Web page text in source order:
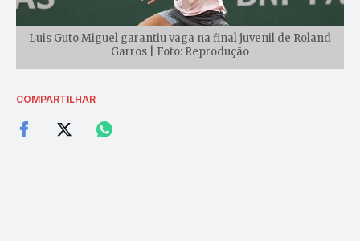
Luis Guto Miguel garantiu vaga na final juvenil de Roland
Garros | Foto: Reprodução
COMPARTILHAR